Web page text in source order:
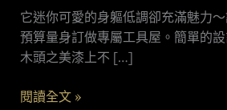
它迷你可愛的身軀低調卻充滿魅力
預算量身訂做專屬工具屋。簡單的
木頭之美漆上不 […]
–
工
具
閱讀全文 »